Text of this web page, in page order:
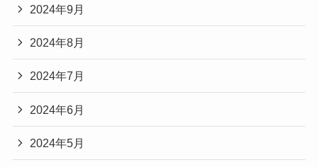
2024年9月
2024年8月
2024年7月
2024年6月
2024年5月